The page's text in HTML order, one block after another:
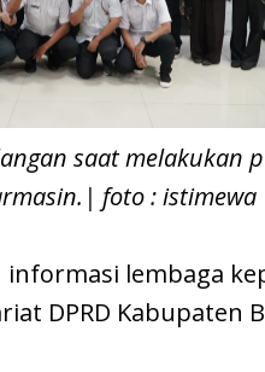
saat melakukan
foto : istimewa
informasi lembaga
DPRD Kabupaten